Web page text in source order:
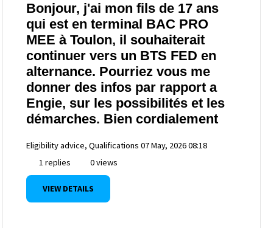
Bonjour, j'ai mon fils de 17 ans
qui est en terminal BAC PRO
MEE à Toulon, il souhaiterait
continuer vers un BTS FED en
alternance. Pourriez vous me
donner des infos par rapport a
Engie, sur les possibilités et les
démarches. Bien cordialement
Eligibility advice, Qualifications 07 May, 2026 08:18
1 replies
0 views
VIEW DETAILS